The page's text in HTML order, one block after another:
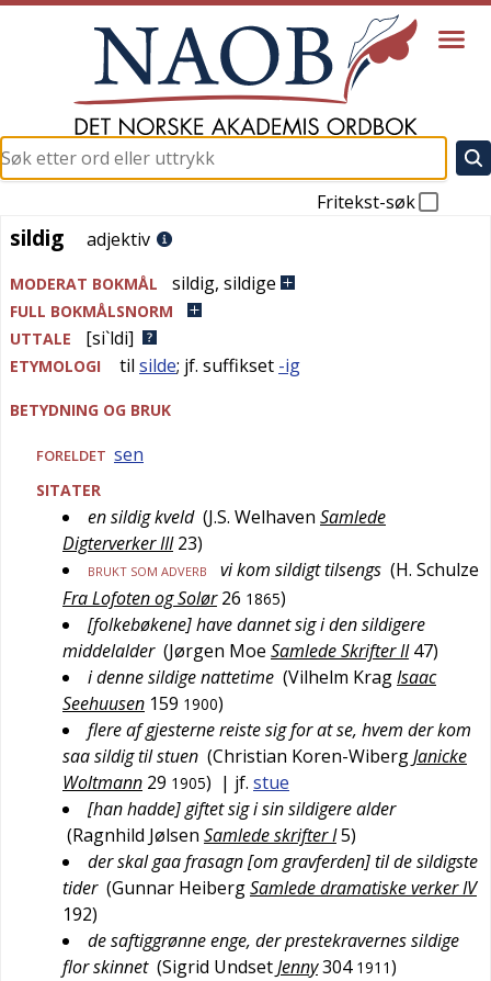
Fritekst-søk
sildig
sildig adjektiv
MODERAT BOKMÅL sildig, sildige
FULL BOKMÅLSNORM
UTTALE
[si`ldi]
ETYMOLOGI til silde; jf. suffikset -ig
BETYDNING OG BRUK
FORELDET sen
SITATER
en sildig kveld (J.S. Welhaven Samlede
Digterverker III 23)
BRUKT SOM ADVERB vi kom sildigt tilsengs (H. Schulze
Fra Lofoten og Solør 26 1865)
[folkebøkene] have dannet sig i den sildigere
middelalder (Jørgen Moe Samlede Skrifter II 47)
i denne sildige nattetime (Vilhelm KragIsaac
Seehuusen 159 1900)
flere af gjesterne reiste sig for at se, hvem der kom
saa sildig til stuen (Christian Koren-WibergJanicke
Woltmann 29 1905) | jf. stue
[han hadde] giftet sig i sin sildigere alder
(Ragnhild Jølsen Samlede skrifter I5)
der skal gaa frasagn [om gravferden] til de sildigste
tider (Gunnar HeibergSamlede dramatiske verker IV
192)
de saftiggrønne enge, der prestekravernes sildige
flor skinnet (Sigrid UndsetJenny304 1911)